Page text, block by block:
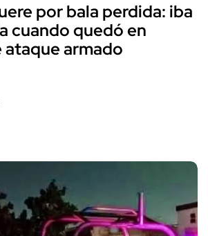
por bala perdida: iba
cuando quedó en
ataque armado